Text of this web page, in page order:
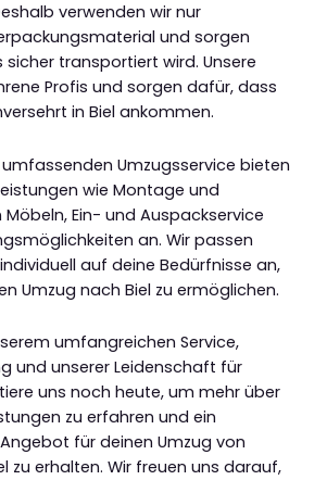
verwenden wir nur
und sorgen
transportiert wird. Unsere
Profis und sorgen dafür, dass
in Biel ankommen.
Umzugsservice bieten
wie Montage und
Ein- und Auspackservice
an. Wir passen
auf deine Bedürfnisse an,
Umzug nach Biel zu ermöglichen.
umfangreichen Service,
und unserer Leidenschaft für
uns noch heute, um mehr über
zu erfahren und ein
für deinen Umzug von
zu erhalten. Wir freuen uns darauf,